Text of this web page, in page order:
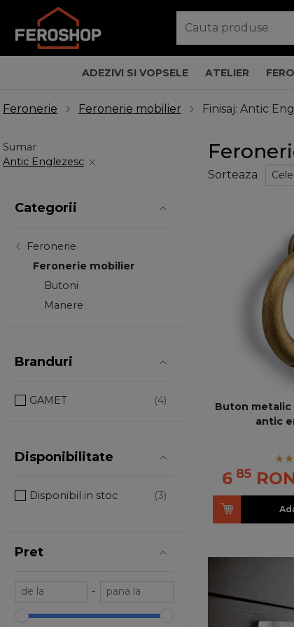
ADEZIVI SI VOPSELE ATELIER
Feronerie Feronerie mobilier Finisaj: Antic
Sumar
Antic Englezesc
Categorii
Feronerie
Feronerie mobilier
Butoni
Manere
Branduri
GAMET
Disponibilitate
Disponibil in stoc
Pret
-
Sorteaza
Buton metalic
antic
6 85